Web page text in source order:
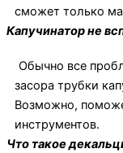
сможет только
Капучинатор не
Обычно все
засора трубки
Возможно,
инструментов.
Что такое